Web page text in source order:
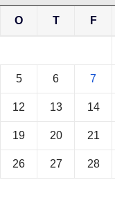
O T F
5 6 7
12 13 14
19 20 21
26 27 28